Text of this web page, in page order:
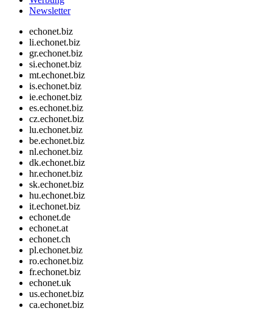
Newsletter
echonet.biz
li.echonet.biz
gr.echonet.biz
si.echonet.biz
mt.echonet.biz
is.echonet.biz
ie.echonet.biz
es.echonet.biz
cz.echonet.biz
lu.echonet.biz
be.echonet.biz
nl.echonet.biz
dk.echonet.biz
hr.echonet.biz
sk.echonet.biz
hu.echonet.biz
it.echonet.biz
echonet.de
echonet.at
echonet.ch
pl.echonet.biz
ro.echonet.biz
fr.echonet.biz
echonet.uk
us.echonet.biz
ca.echonet.biz